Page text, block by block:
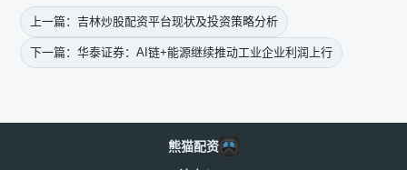
上一篇：吉林炒股配资平台现状及投资策略分析
下一篇：华泰证券：AI链+能源继续推动工业企业利润上行
熊猫配资